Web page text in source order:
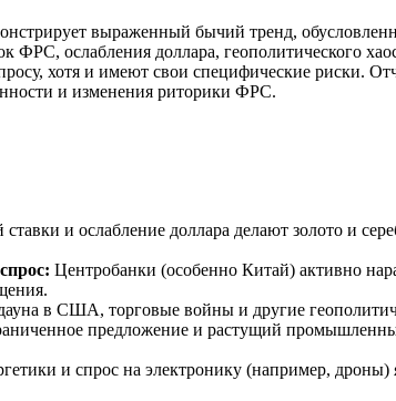
выраженный бычий тренд,
ФРС, ослабления доллара, геополитического
хотя и имеют свои специфические риски.
и изменения риторики ФРС.
и ослабление доллара делают золото и
Центробанки (особенно Китай) активно
в США, торговые войны и другие
предложение и растущий
и спрос на электронику (например,